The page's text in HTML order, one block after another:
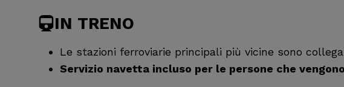
IN TRENO
Le stazioni ferroviarie principali più vicine sono
Servizio navetta incluso per le persone che